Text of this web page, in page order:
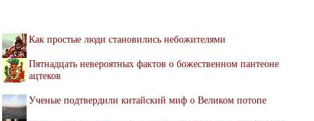
Как простые люди становились небожителями
Пятнадцать невероятных фактов о божественном пантеоне
ацтеков
Ученые подтвердили китайский миф о Великом потопе